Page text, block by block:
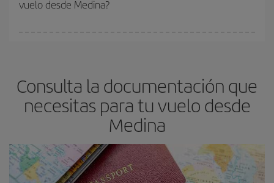
y de que las tarifas más baratas (turista) estén disponibles o se
vuelo desde Medina?
Consulta la documentación que
necesitas para tu vuelo desde
Medina